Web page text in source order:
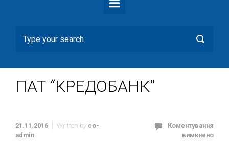
ПАТ “КРЕДОБАНК”
21.11.2016 Written by co-
admin
Коментування
вимкнено